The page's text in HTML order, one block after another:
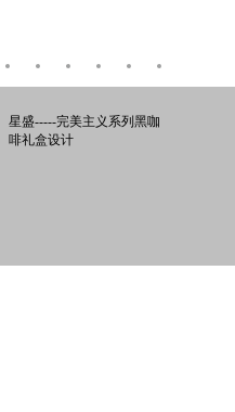
星盛-----完美主义系列黑咖
啡礼盒设计